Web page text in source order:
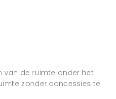
van de ruimte onder het
zonder concessies te